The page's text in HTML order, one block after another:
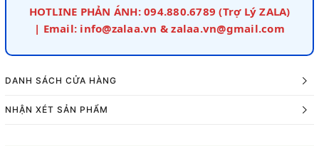
HOTLINE PHẢN ÁNH: 094.880.6789 (Trợ Lý ZALA)
| Email: info@zalaa.vn & zalaa.vn@gmail.com
DANH SÁCH CỬA HÀNG
NHẬN XÉT SẢN PHẨM